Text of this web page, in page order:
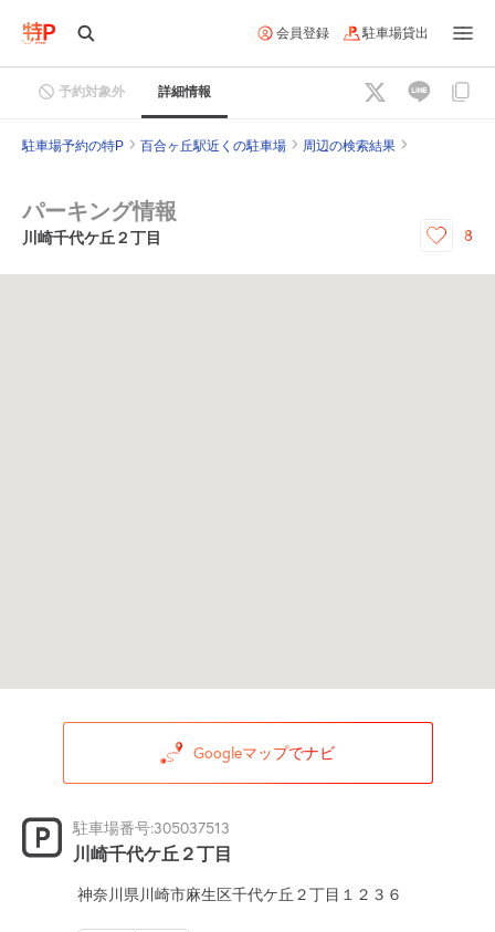
会員登録 駐車場貸出
予約対象外 詳細情報
駐車場予約の特P 百合ヶ丘駅近くの駐車場 周辺の検索結果
パーキング情報
川崎千代ケ丘２丁目 8
Googleマップでナビ
駐車場番号:305037513
川崎千代ケ丘２丁目
神奈川県川崎市麻生区千代ケ丘２丁目１２３６